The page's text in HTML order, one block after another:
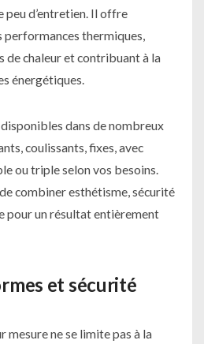
peu d’entretien. Il offre
performances thermiques,
chaleur et contribuant à la
énergétiques.
dans de nombreux
coulissants, fixes, avec
ou triple selon vos besoins.
combiner esthétisme, sécurité
pour un résultat entièrement
et sécurité
mesure ne se limite pas à la